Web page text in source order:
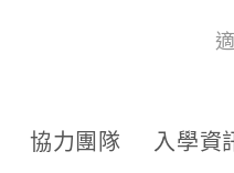
協力團隊 入學資